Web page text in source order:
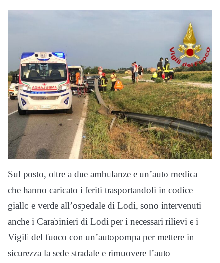
Sul posto, oltre a due ambulanze e un’auto medica
che hanno caricato i feriti trasportandoli in codice
giallo e verde all’ospedale di Lodi, sono intervenuti
anche i Carabinieri di Lodi per i necessari rilievi e i
Vigili del fuoco con un’autopompa per mettere in
sicurezza la sede stradale e rimuovere l’auto